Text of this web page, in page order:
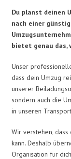
Du planst deinen
nach einer
bietet genau das,
Unser
dass dein Umzug
unserer
sondern auch die
in unseren
Wir verstehen,
kann. Deshalb
Organisation für